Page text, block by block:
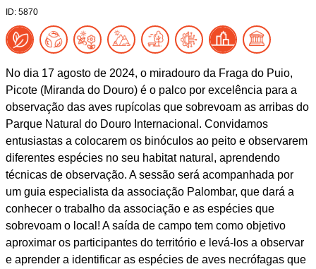
ID: 5870
No dia 17 agosto de 2024, o miradouro da Fraga do Puio,
Picote (Miranda do Douro) é o palco por excelência para a
observação das aves rupícolas que sobrevoam as arribas do
Parque Natural do Douro Internacional. Convidamos
entusiastas a colocarem os binóculos ao peito e observarem
diferentes espécies no seu habitat natural, aprendendo
técnicas de observação. A sessão será acompanhada por
um guia especialista da associação Palombar, que dará a
conhecer o trabalho da associação e as espécies que
sobrevoam o local! A saída de campo tem como objetivo
aproximar os participantes do território e levá-los a observar
e aprender a identificar as espécies de aves necrófagas que